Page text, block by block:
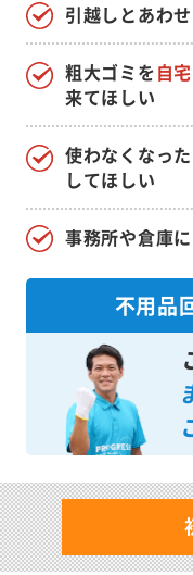
引越しとあわ
使わなくなった
してほしい
粗大ゴミを自
来てほしい
事務所や倉庫
不用品